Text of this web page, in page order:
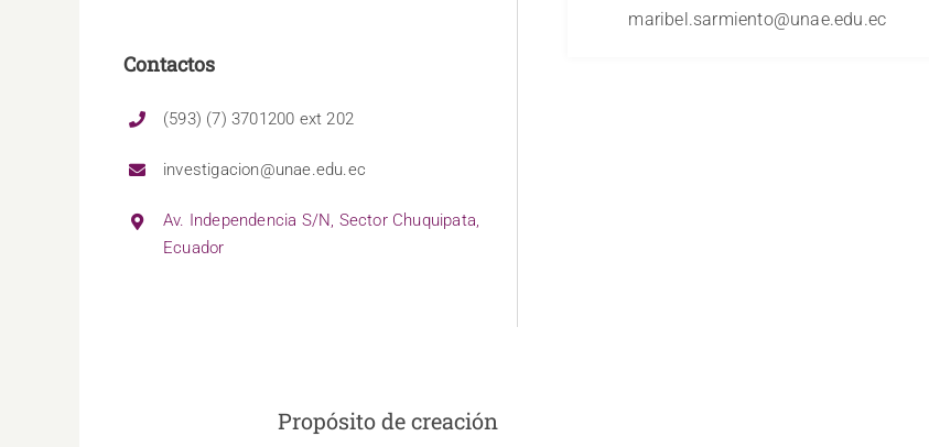
Contactos
(593) (7) 3701200 ext 202
investigacion@unae.edu.ec
Av. Independencia S/N, Sector Chuquipata,
Ecuador
maribel.sarmiento@unae.edu.ec
Propósito de creación